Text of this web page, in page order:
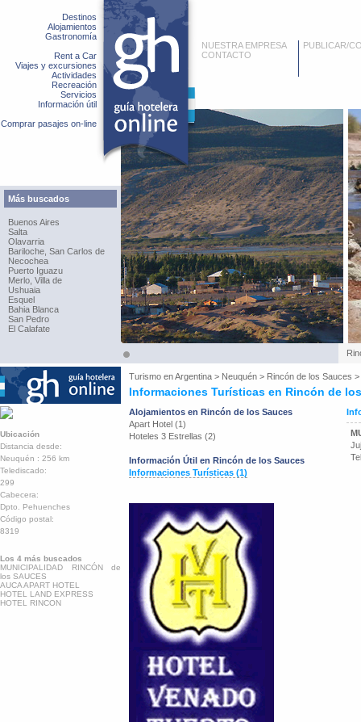
Destinos
Alojamientos
Gastronomía
Rent a Car
Viajes y excursiones
Actividades
Recreación
Servicios
Información útil
Comprar pasajes on-line
Más buscados
Buenos Aires
Salta
Olavarria
Bariloche, San Carlos de
Necochea
Puerto Iguazu
Merlo, Villa de
Ushuaia
Esquel
Bahia Blanca
San Pedro
El Calafate
NUESTRA EMPRESA
CONTACTO
PUBLICAR/
Turismo enArgentina > Neuquén > Rincón de los Sauces >
Informaciones Turísticas en Rincón de
Ubicación
Distancia desde:
Neuquén : 256 km
Telediscado:
299
Cabecera:
Dpto. Pehuenches
Código postal:
8319
Los 4 más buscados
MUNICIPALIDAD RINCÓN de
los SAUCES
AUCA APART HOTEL
HOTEL LAND EXPRESS
HOTEL RINCON
Alojamientos en Rincón de los Sauces
Apart Hotel (1)
Hoteles 3 Estrellas (2)
Información Útil en Rincón de los Sauces
Informaciones Turísticas (1)